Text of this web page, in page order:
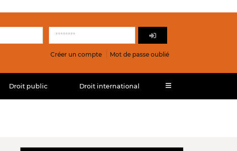
Créer un compte Mot de passe oublié
Droit public Droit international